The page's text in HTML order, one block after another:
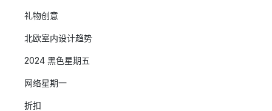
礼物创意
北欧室内设计趋势
2024 黑色星期五
网络星期一
折扣